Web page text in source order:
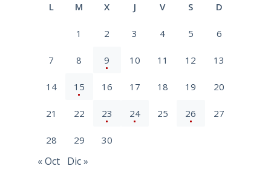
L M X J V S D
1 2 3 4 5 6
7 8 9 10 11 12 13
14 15 16 17 18 19 20
21 22 23 24 25 26 27
28 29 30
« Oct Dic »